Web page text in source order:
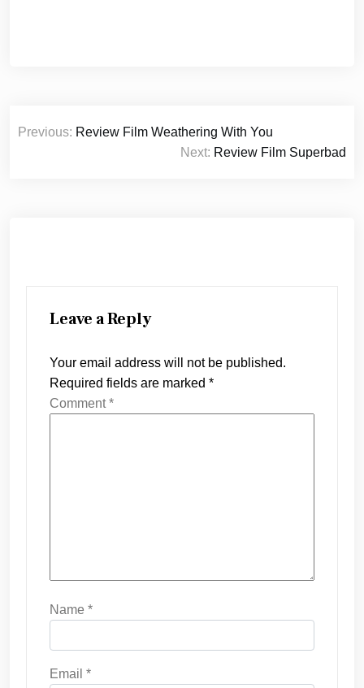
Post
Previous: Review Film Weathering With You
Next: Review Film Superbad
Leave a Reply
Your email address will not be published.
Required fields are marked *
Comment*
Name *
Email *